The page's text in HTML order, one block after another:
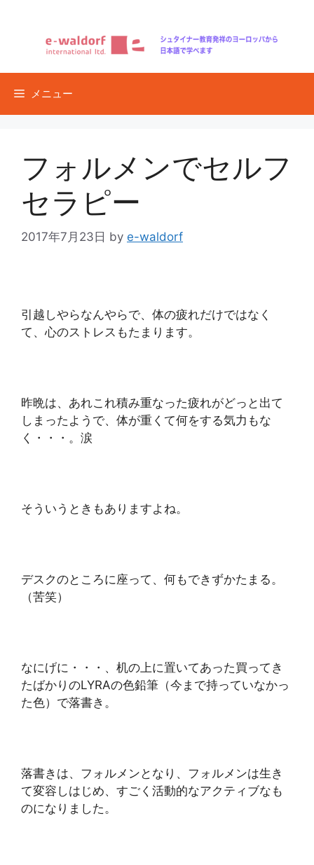
ス
メニュー
フォルメンでセルフ
セラピー
2017年7月23日 by e-waldorf
引越しやらなんやらで、体の疲れだけではなく
て、心のストレスもたまります。
昨晩は、あれこれ積み重なった疲れがどっと出て
しまったようで、体が重くて何をする気力もな
く・・・。涙
そういうときもありますよね。
デスクのところに座って、何もできずかたまる。
（苦笑）
なにげに・・・、机の上に置いてあった買ってき
たばかりのLYRAの色鉛筆（今まで持っていなかっ
た色）で落書き。
落書きは、フォルメンとなり、フォルメンは生き
て変容しはじめ、すごく活動的なアクティブなも
のになりました。